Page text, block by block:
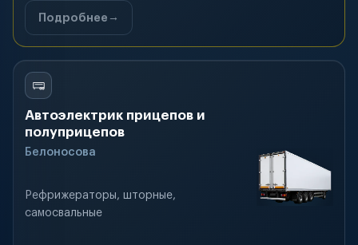
Подробнее
Автоэлектрик прицепов и
полуприцепов
Белоносова
Рефрижераторы, шторные,
самосвальные